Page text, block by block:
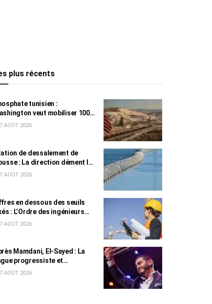
plus récents
tunisien :
veut mobiliser 100
de dollars, avec la Chine
AOÛT 2026
de dessalement de
: La direction dément les
sur une eau impropre à
AOÛT 2026
en dessous des seuils
: L’Ordre des ingénieurs
le ton
AOÛT 2026
Mamdani, El-Sayed : La
progressiste et
résiste à l’argent de
AOÛT 2026